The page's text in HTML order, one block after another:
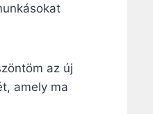
az új
amely ma